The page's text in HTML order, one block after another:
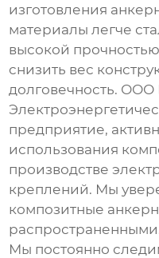
изготовления
материалы легче
высокой
снизить вес
долговечность.
предприятие,
использования
производстве
креплений. Мы
композитные
Мы постоянно